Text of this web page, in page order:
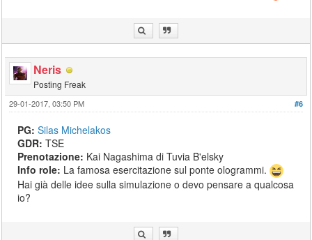
Neris
Posting Freak
#6
29-01-2017, 03:50 PM
PG: Silas Michelakos
GDR: TSE
Prenotazione: Kai Nagashima di Tuvia B'elsky
Info role: La famosa esercitazione sul ponte ologrammi.
Hai già delle idee sulla simulazione o devo pensare a qualcosa
io?